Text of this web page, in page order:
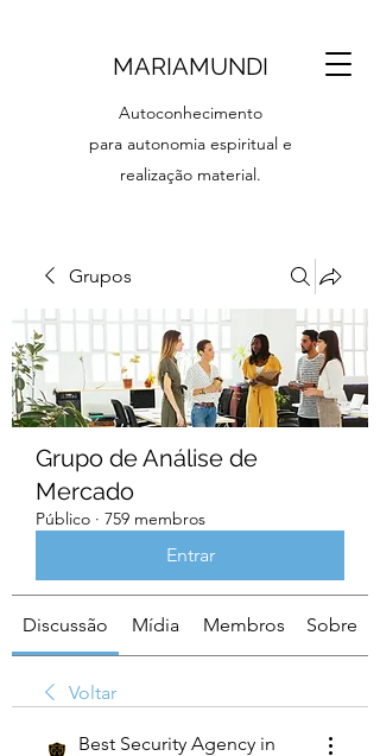
MARIAMUNDI
Autoconhecimento
para autonomia espiritual e
realização material.
Grupos
Grupo de Análise de
Mercado
Público · 759 membros
Entrar
Discussão Mídia Membros Sobre
Voltar
Best Security Agency in